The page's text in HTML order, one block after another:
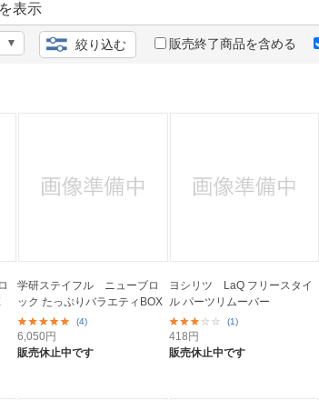
表示
絞り込む 販売終了商品を含める
学研ステイフル ニューブロ
ック たっぷりバラエティBOX
(4)
6,050円
販売休止中です
ヨシリツ LaQ フリースタイ
ル パーツリムーバー
(1)
418 円
販売休止中です